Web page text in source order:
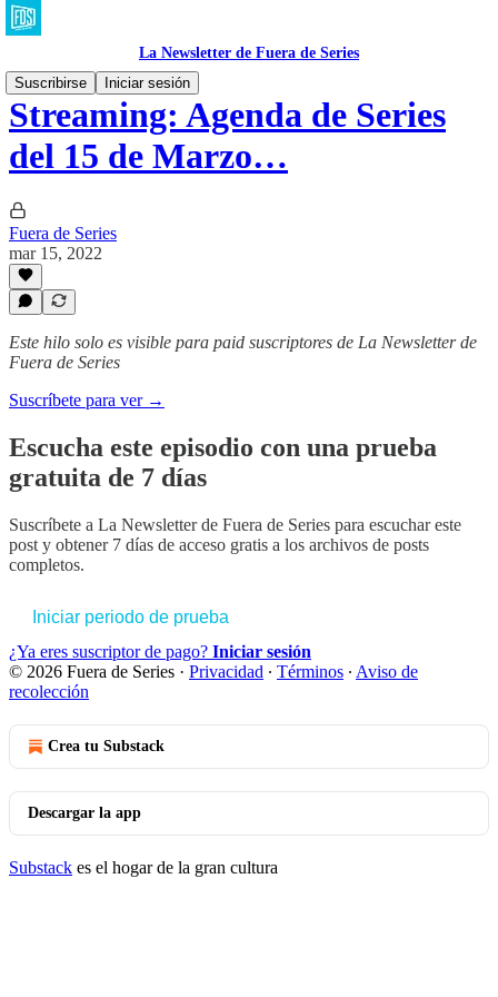
La Newsletter de Fuera de Series
Suscribirse
Iniciar sesión
Streaming: Agenda de Series
del 15 de Marzo…
Fuera de Series
mar 15, 2022
Este hilo solo es visible para paid suscriptores de La Newsletter de
Fuera de Series
Suscríbete para ver →
Escucha este episodio con una prueba
gratuita de 7 días
Suscríbete a La Newsletter de Fuera de Series para escuchar este
post y obtener 7 días de acceso gratis a los archivos de posts
completos.
Iniciar periodo de prueba
¿Ya eres suscriptor de pago? Iniciar sesión
© 2026 Fuera de Series · Privacidad ∙ Términos ∙ Aviso de
recolección
Crea tu Substack
Descargar la app
Substack es el hogar de la gran cultura